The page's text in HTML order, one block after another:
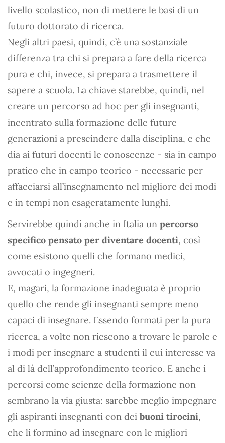
livello scolastico, non di mettere le basi di un
futuro dottorato di ricerca.
Negli altri paesi, quindi, c’è una sostanziale
differenza tra chi si prepara a fare della ricerca
pura e chi, invece, si prepara a trasmettere il
sapere a scuola. La chiave starebbe, quindi, nel
creare un percorso ad hoc per gli insegnanti,
incentrato sulla formazione delle future
generazioni a prescindere dalla disciplina, e che
dia ai futuri docenti le conoscenze - sia in campo
pratico che in campo teorico - necessarie per
affacciarsi all’insegnamento nel migliore dei modi
e in tempi non esageratamente lunghi.
Servirebbe quindi anche in Italia un percorso
specifico pensato per diventare docenti, così
come esistono quelli che formano medici,
avvocati o ingegneri.
E, magari, la formazione inadeguata è proprio
quello che rende gli insegnanti sempre meno
capaci di insegnare. Essendo formati per la pura
ricerca, a volte non riescono a trovare le parole e
i modi per insegnare a studenti il cui interesse va
al di là dell’approfondimento teorico. E anche i
percorsi come scienze della formazione non
sembrano la via giusta: sarebbe meglio impegnare
gli aspiranti insegnanti con dei buoni tirocini,
che li formino ad insegnare con le migliori